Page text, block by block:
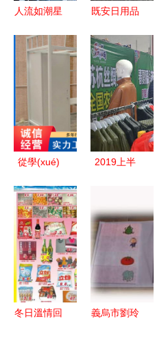
人流如潮星
貨盛宴啟新
百貨商品交
易會(huì)盛
既安日用品
(nèi)大型貼
牌生產
(chǎn)源頭
工廠，賦能
日用百貨行
業(yè)
從學(xué)
宜昌物流園
日用百貨的
采購(gòu)
與物流價
(jià)格指南
2019上半
百貨展區
(qū)人潮涌
動(dòng)盛
況回顧
冬日溫情回
義烏市劉玲